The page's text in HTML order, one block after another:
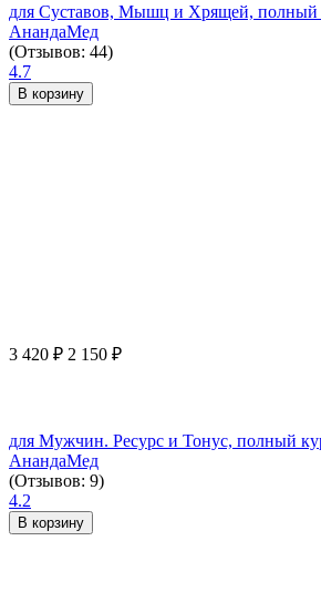
для Суставов, Мышц и Хрящей, полный
АнандаМед
(Отзывов: 44)
4.7
В корзину
3 420 ₽ 2 150 ₽
для Мужчин. Ресурс и Тонус, полный
АнандаМед
(Отзывов: 9)
4.2
В корзину